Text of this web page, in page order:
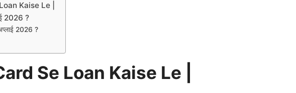
Kaise Le |
2026 ?
2026 ?
Se Loan Kaise Le |